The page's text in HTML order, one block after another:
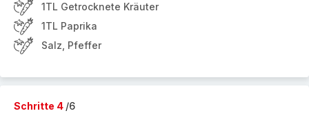
1TL Getrocknete Kräuter
1TL Paprika
Salz, Pfeffer
Schritte 4 /6